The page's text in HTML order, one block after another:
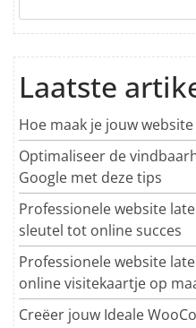
Laatste
Hoe maak je jouw
Optimaliseer de
Google met deze tips
Professionele website
sleutel tot online succes
Professionele website
online visitekaartje op
Creëer jouw Ideale